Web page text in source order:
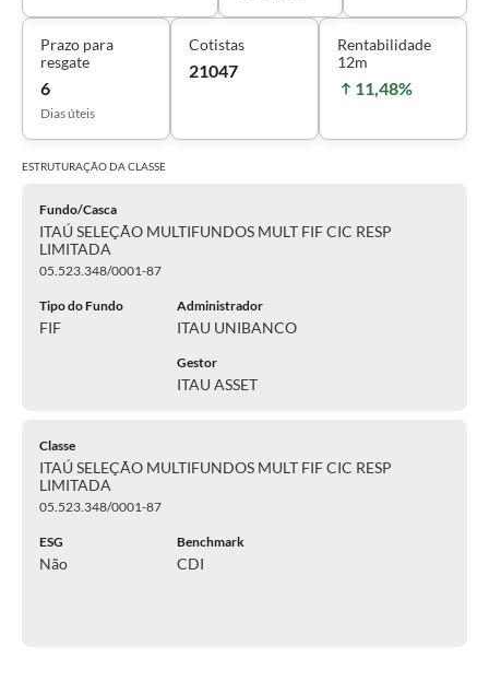
Prazo para
resgate
6
Dias úteis
Cotistas
21047
Rentabilidade
12m
11,48%
ESTRUTURAÇÃO DACLASSE
Fundo/Casca
ITAÚ SELEÇÃO MULTIFUNDOS MULT FIF CIC RESP
LIMITADA
05.523.348/0001-87
Tipo do Fundo
FIF
Administrador
ITAU UNIBANCO
Gestor
ITAU ASSET
Classe
ITAÚ SELEÇÃO MULTIFUNDOS MULT FIF CIC RESP
LIMITADA
05.523.348/0001-87
ESG
Não
Benchmark
CDI